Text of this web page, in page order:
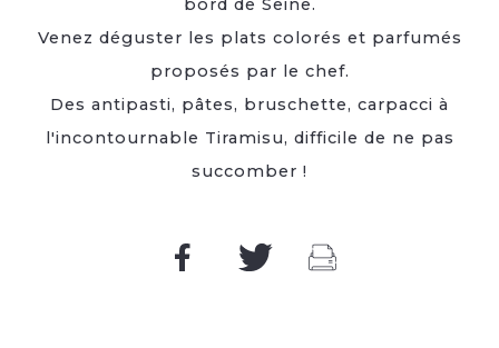
bord de Seine.
Venez déguster les plats colorés et parfumés
proposés par le chef.
Des antipasti, pâtes, bruschette, carpacci à
l'incontournable Tiramisu, difficile de ne pas
succomber !